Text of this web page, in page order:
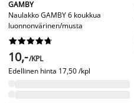
GAMBY
Naulakko GAMBY 6 koukkua
luonnonvärinen/musta






10,-/KPL
Edellinen hinta 17,50 /kpl